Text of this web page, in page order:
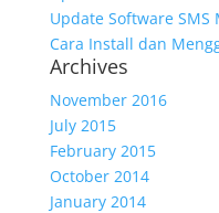
Update Software SMS
Cara Install dan
Archives
November 2016
July 2015
February 2015
October 2014
January 2014